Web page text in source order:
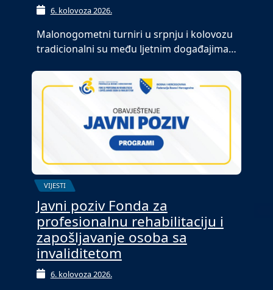
6. kolovoza 2026.
Malonogometni turniri u srpnju i kolovozu
tradicionalni su među ljetnim događajima…
VIJESTI
Javni poziv Fonda za
profesionalnu rehabilitaciju i
zapošljavanje osoba sa
invaliditetom
6. kolovoza 2026.